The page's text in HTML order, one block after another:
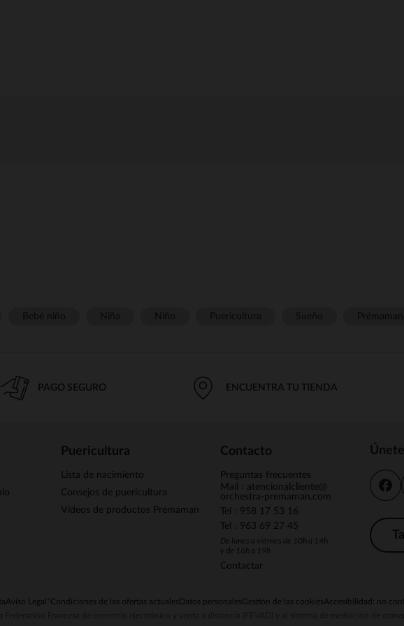
PAGO SEGURO ENCUENTRA TU TIENDA
Puericultura
Lista de nacimiento
Consejos de puericultura
Vídeos de productos Prémaman
Contacto
Preguntas frecuentes
Mail : atencionalcliente@
orchestra-premaman.com
Tel : 958 17 53 16
Tel : 963 69 27 45
De lunes a viernes de 10h a 14h
y de 16h a 19h
Contactar
Aviso Legal *Condiciones de las ofertas actuales Datos personalesGestión de las cookiesAccesibilidad: no